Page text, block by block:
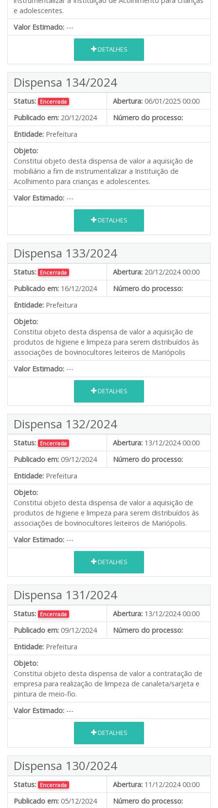
e adolescentes.
Valor Estimado: ---
DETALHES
Dispensa 134/2024
Status: Encerrada Abertura: 06/01/2025 00:00
Publicado em: 20/12/2024
Número do processo:
Entidade: Prefeitura
Objeto:
Constitui objeto desta dispensa de valor a aquisição de
mobiliário a fim de instrumentalizar a Instituição de
Acolhimento para crianças e adolescentes.
Valor Estimado: ---
DETALHES
Dispensa 133/2024
Status: Encerrada Abertura: 20/12/2024 00:00
Publicado em: 16/12/2024
Número do processo:
Entidade: Prefeitura
Objeto:
Constitui objeto desta dispensa de valor a aquisição de
produtos de higiene e limpeza para serem distribuídos às
associações de bovinocultores leiteiros de Mariópolis
Valor Estimado: ---
DETALHES
Dispensa 132/2024
Status: Encerrada Abertura: 13/12/2024 00:00
Publicado em: 09/12/2024
Número do processo:
Entidade: Prefeitura
Objeto:
Constitui objeto desta dispensa de valor a aquisição de
produtos de higiene e limpeza para serem distribuídos às
associações de bovinocultores leiteiros de Mariópolis.
Valor Estimado: ---
DETALHES
Dispensa 131/2024
Status: Encerrada Abertura: 13/12/2024 00:00
Publicado em: 09/12/2024
Número do processo:
Entidade: Prefeitura
Objeto:
Constitui objeto desta dispensa de valor a contratação de
empresa para realização de limpeza de canaleta/sarjeta e
pintura de meio-fio.
Valor Estimado: ---
DETALHES
Dispensa 130/2024
Status: Encerrada Abertura: 11/12/2024 00:00
Publicado em: 05/12/2024
Número do processo: